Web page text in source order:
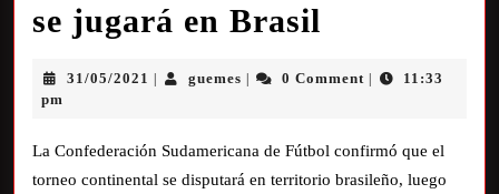
se jugará en Brasil
31/05/2021 guemes 0 Comment
11:33
pm
La Confederación Sudamericana de Fútbol confirmó que el
torneo continental se disputará en territorio brasileño, luego